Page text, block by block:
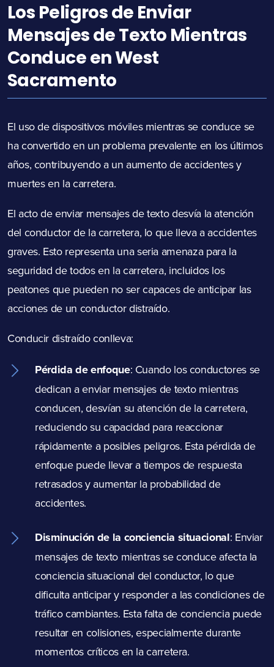
Los Peligros de Enviar
Mensajes de Texto Mientras
Conduce en West
Sacramento
El uso de dispositivos móviles mientras se conduce se
ha convertido en un problema prevalente en los últimos
años, contribuyendo a un aumento de accidentes y
muertes en la carretera.
El acto de enviar mensajes de texto desvía la atención
del conductor de la carretera, lo que lleva a accidentes
graves. Esto representa una seria amenaza para la
seguridad de todos en la carretera, incluidos los
peatones que pueden no ser capaces de anticipar las
acciones de un conductor distraído.
Conducir distraído conlleva:
Pérdida de enfoque: Cuando los conductores se
dedican a enviar mensajes de texto mientras
conducen, desvían su atención de la carretera,
reduciendo su capacidad para reaccionar
rápidamente a posibles peligros. Esta pérdida de
enfoque puede llevar a tiempos de respuesta
retrasados y aumentar la probabilidad de
accidentes.
Disminución de la conciencia situacional: Enviar
mensajes de texto mientras se conduce afecta la
conciencia situacional del conductor, lo que
dificulta anticipar y responder a las condiciones de
tráfico cambiantes. Esta falta de conciencia puede
resultar en colisiones, especialmente durante
momentos críticos en la carretera.